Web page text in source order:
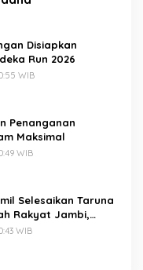
Disiapkan
Run 2026
WIB
Penanganan
Maksimal
WIB
Selesaikan Taruna
Rakyat Jambi,
Aman dan Lancar
WIB